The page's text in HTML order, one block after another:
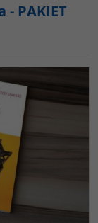
PAKIET